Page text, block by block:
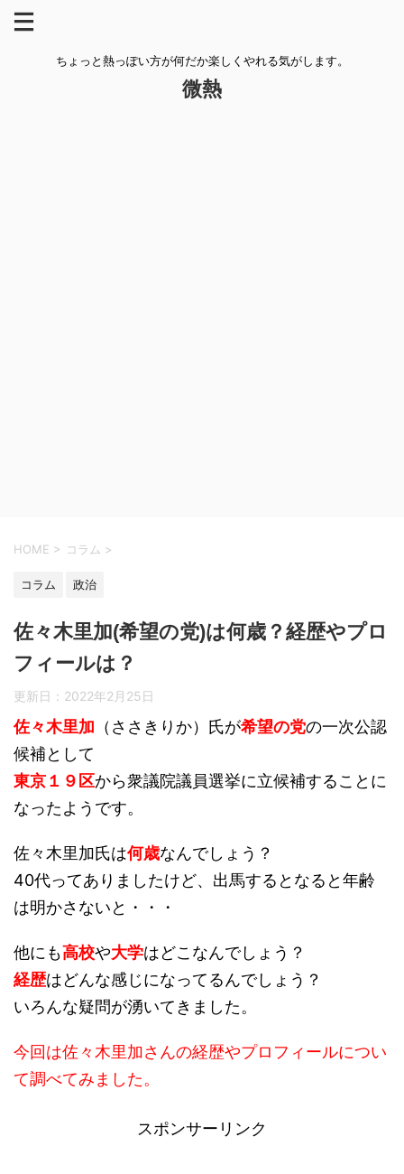
ちょっと熱っぽい方が何だか楽しくやれる気がします。
微熱
HOME > コラム >
コラム 政治
佐々木里加(希望の党)は何歳？経歴やプロ
フィールは？
更新日： 2022年2月25日
佐々木里加 （ささきりか）氏が希望の党の一次公認
候補として
東京１９区から衆議院議員選挙に立候補することに
なったようです。
佐々木里加氏は何歳なんでしょう？
40代ってありましたけど、出馬するとなると年齢
は明かさないと・・・
他にも高校や大学はどこなんでしょう？
経歴はどんな感じになってるんでしょう？
いろんな疑問が湧いてきました。
今回は佐々木里加さんの経歴やプロフィールについ
て調べてみました。
スポンサーリンク